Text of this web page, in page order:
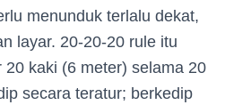
menunduk terlalu dekat,
layar. 20-20-20 rule itu
kaki (6 meter) selama 20
secara teratur; berkedip